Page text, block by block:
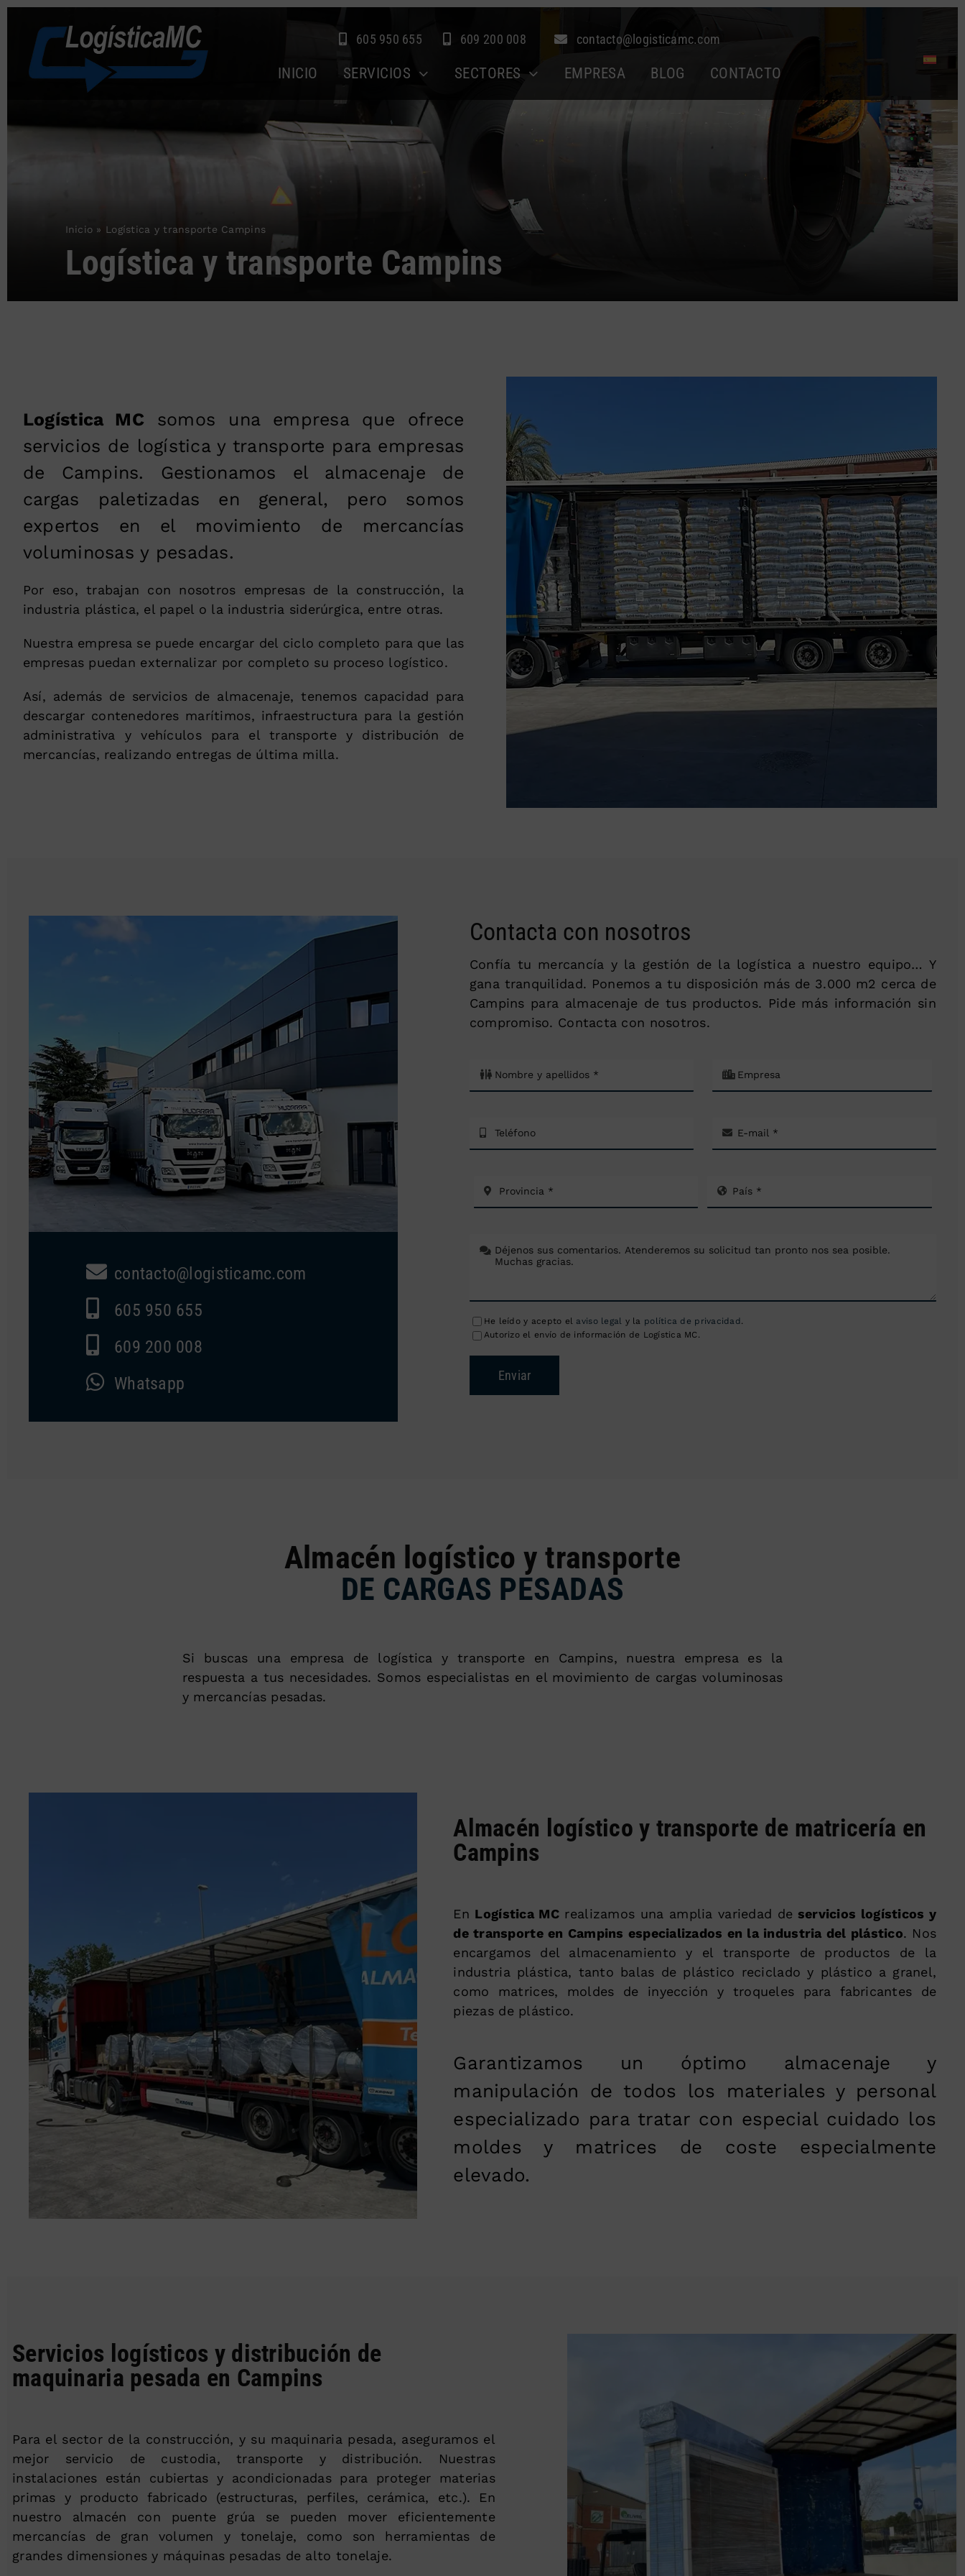
Saltar
contenido
605 950 655 609 200 008 contacto@logisticamc.com
INICIO SERVICIOS SECTORES EMPRESA BLOG CONTACTO
Inicio » Logística y transporte Campins
Logística y transporte Campins
Logística MC somos una empresa que ofrece
servicios de logística y transporte para empresas
de Campins. Gestionamos el almacenaje de
cargas paletizadas en general, pero somos
expertos en el movimiento de mercancías
voluminosas y pesadas.
Por eso, trabajan con nosotros empresas de la construcción, la
industria plástica, el papel o la industria siderúrgica, entre otras.
Nuestra empresa se puede encargar del ciclo completo para que las
empresas puedan externalizar por completo su proceso logístico.
Así, además de servicios de almacenaje, tenemos capacidad para
descargar contenedores marítimos, infraestructura para la gestión
administrativa y vehículos para el transporte y distribución de
mercancías, realizando entregas de última milla.
contacto@logisticamc.com
605 950 655
609 200 008
Whatsapp
Contacta con nosotros
Confía tu mercancía y la gestión de la logística a nuestro equipo… Y
gana tranquilidad. Ponemos a tu disposición más de 3.000 m2 cerca de
Campins para almacenaje de tus productos. Pide más información sin
compromiso. Contacta con nosotros.
He leído y acepto el aviso legal y la política de privacidad .
Autorizo el envío de información de Logística MC.
Enviar
Almacén logístico y transporte
DE CARGAS PESADAS
Si buscas una empresa de logística y transporte en Campins, nuestra empresa es la
respuesta a tus necesidades. Somos especialistas en el movimiento de cargas voluminosas
y mercancías pesadas.
Almacén logístico y transporte de matricería en
Campins
En Logística MCrealizamos una amplia variedad de servicios logísticos y
de transporte en Campins especializados en la industria del plástico. Nos
encargamos del almacenamiento y el transporte de productos de la
industria plástica, tanto balas de plástico reciclado y plástico a granel,
como matrices, moldes de inyección y troqueles para fabricantes de
piezas de plástico.
Garantizamos un óptimo almacenaje y
manipulación de todos los materiales y personal
especializado para tratar con especial cuidado los
moldes y matrices de coste especialmente
elevado.
Servicios logísticos y distribución de
maquinaria pesada en Campins
Para el sector de la construcción, y su maquinaria pesada, aseguramos el
mejor servicio de custodia, transporte y distribución. Nuestras
instalaciones están cubiertas y acondicionadas para proteger materias
primas y producto fabricado (estructuras, perfiles, cerámica, etc.). En
nuestro almacén con puente grúa se pueden mover eficientemente
mercancías de gran volumen y tonelaje, como son herramientas de
grandes dimensiones y máquinas pesadas de alto tonelaje.